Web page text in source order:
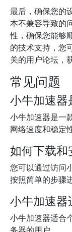
最后，确保您的
本不兼容导致的
性，确保您能够
的技术支持，您
关的用户论坛，
常见问题
小牛加速器
小牛加速器是一
网络速度和稳定性
如何下载和
您可以通过访问
按照简单的步骤
小牛加速器
小牛加速器适合